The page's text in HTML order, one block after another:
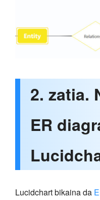
2. zatia.
ER
Lucidchart bikaina da